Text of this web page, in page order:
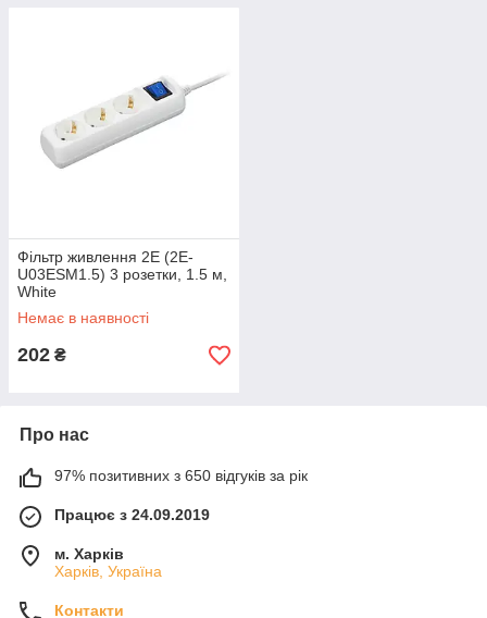
Фільтр живлення 2E (2E-
U03ESM1.5) 3 розетки, 1.5 м,
White
Немає в наявності
202 ₴
Про нас
97% позитивних з 650 відгуків за рік
Працює з 24.09.2019
м. Харків
Харків, Україна
Контакти